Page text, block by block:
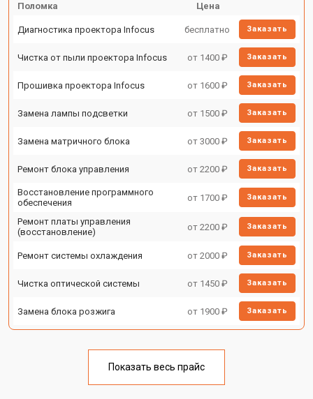
Поломка Цена
Диагностика проектора Infocus бесплатно Заказать
Чистка от пыли проектора Infocus от 1400 ₽ Заказать
Прошивка проектора Infocus от 1600 ₽ Заказать
Замена лампы подсветки от 1500 ₽ Заказать
Замена матричного блока от 3000 ₽ Заказать
Ремонт блока управления от 2200 ₽ Заказать
Восстановление программного
обеспечения
от 1700 ₽ Заказать
Ремонт платы управления
(восстановление)
от 2200 ₽ Заказать
Ремонт системы охлаждения от 2000 ₽ Заказать
Чистка оптической системы от 1450 ₽ Заказать
Замена блока розжига от 1900 ₽ Заказать
Показать весь прайс